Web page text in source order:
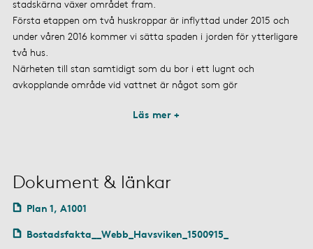
stadskärna växer området fram.
Första etappen om två huskroppar är inflyttad under 2015 och
under våren 2016 kommer vi sätta spaden i jorden för ytterligare
två hus.
Närheten till stan samtidigt som du bor i ett lugnt och
avkopplande område vid vattnet är något som gör
Läs mer +
Dokument & länkar
Plan 1, A1001
Bostadsfakta__Webb_Havsviken_1500915_